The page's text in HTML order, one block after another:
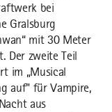
bei
Gralsburg
mit 30 Meter
Der zweite Teil
im „Musical
auf" für Vampire,
aus